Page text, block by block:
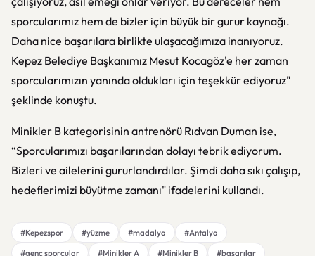
sporcularımız hem de bizler için büyük bir gurur kaynağı.
Daha nice başarılara birlikte ulaşacağımıza inanıyoruz.
Kepez Belediye Başkanımız Mesut Kocagöz'e her zaman
sporcularımızın yanında oldukları için teşekkür ediyoruz"
şeklinde konuştu.
Minikler B kategorisinin antrenörü Rıdvan Duman ise,
“Sporcularımızı başarılarından dolayı tebrik ediyorum.
Bizleri ve ailelerini gururlandırdılar. Şimdi daha sıkı çalışıp,
hedeflerimizi büyütme zamanı" ifadelerini kullandı.
#Kepezspor #yüzme #madalya
#Antalya
#genç sporcular
#Minikler A #Minikler B #başarılar